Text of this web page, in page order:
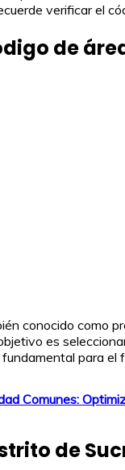
verificar el
de
conocido como
es
para el
Comunes:
de